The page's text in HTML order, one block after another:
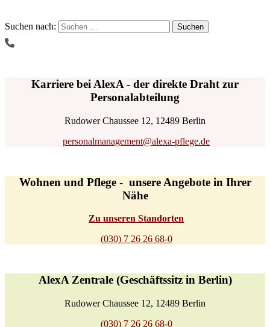
Suchen nach:
Karriere bei AlexA - der direkte Draht zur
Personalabteilung
Rudower Chaussee 12, 12489 Berlin
personalmanagement@alexa-pflege.de
Wohnen und Pflege - unsere Angebote in Ihrer
Nähe
Zu unseren Standorten
(030) 7 26 26 68-0
AlexA Zentrale (Geschäftssitz in Berlin)
Rudower Chaussee 12, 12489 Berlin
(030) 7 26 26 68-0